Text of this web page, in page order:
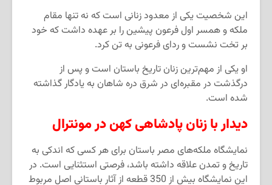
این شخصیت یکی از معدود زنانی است که نه تنها مقام
ملکه و همسر اول فرعون پیشین را بر عهده داشت که خود
بر تخت نشست و ردای فرعونی به تن کرد.
او یکی از مهمترین زنان تاریخ باستان است و پس از
درگذشت در مقبرهای در شرق دره شاهان به یادگار گذاشته
شده است.
دیدار با زنان پادشاهی کهن در مونترال
نمایشگاه ملکههای مصر باستان برای هر کسی که اندکی به
تاریخ و تمدن علاقه داشته باشد، فرصتی استثنایی است. در
این نمایشگاه بیش از 350 قطعه از آثار باستانی اصل مربوط